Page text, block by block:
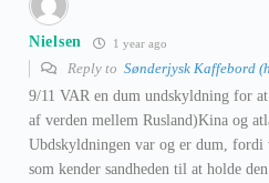
Nielsen 1 year ago
Reply to Sønderjysk Kaffebord
9/11 VAR en dum undskyldning for
af verden mellem Rusland)Kina og
Ubdskyldningen var og er dum, fordi
som kender sandheden til at holde